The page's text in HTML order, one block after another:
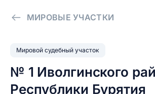
МИРОВЫЕ УЧАСТКИ
Мировой судебный участок
№ 1 Иволгинского
Республики Бурятия